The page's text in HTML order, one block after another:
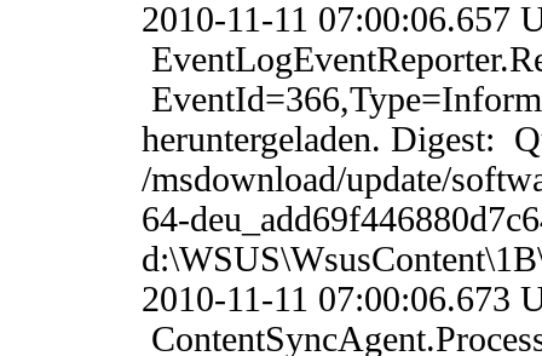
2010-11-11
heruntergeladen. Digest:
/msdownload/update/
64-
2010-11-11